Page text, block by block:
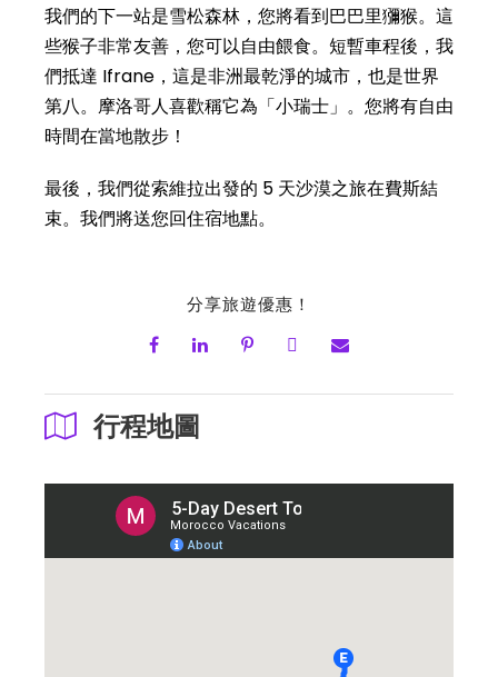
我們的下一站是雪松森林，您將看到巴巴里獼猴。這
些猴子非常友善，您可以自由餵食。短暫車程後，我
們抵達 Ifrane，這是非洲最乾淨的城市，也是世界
第八。摩洛哥人喜歡稱它為「小瑞士」。您將有自由
時間在當地散步！
最後，我們從索維拉出發的 5 天沙漠之旅在費斯結
束。我們將送您回住宿地點。
分享旅遊優惠！
行程地圖